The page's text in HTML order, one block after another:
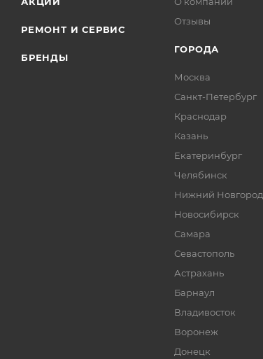
РЕМОНТ И СЕРВИС
БРЕНДЫ
Отзывы
ГОРОДА
Москва
Санкт-Петербург
Краснодар
Казань
Екатеринбург
Челябинск
Нижний Новгород
Новосибирск
Самара
Севастополь
Астрахань
Барнаул
Владивосток
Воронеж
Донецк